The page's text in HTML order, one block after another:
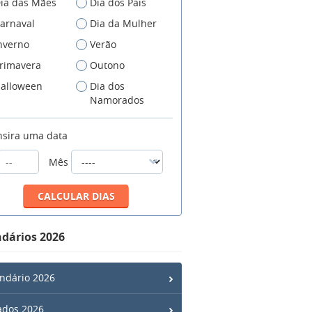
Dia da Mulher
Verão
Outono
Dia dos
Namorados
uma data
Mês
2026
2026
2026